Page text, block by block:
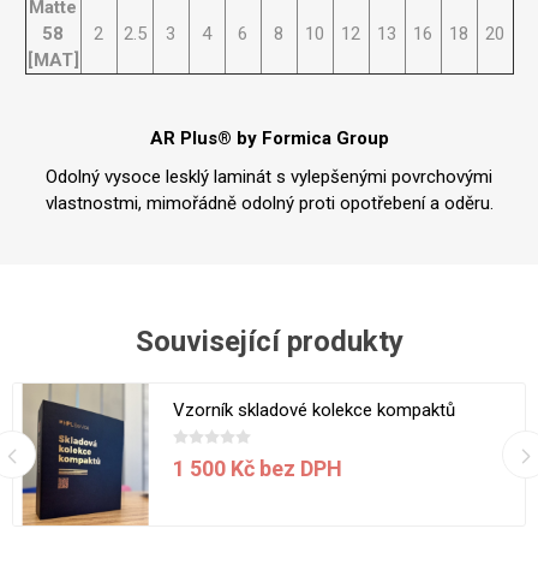
Matte
58
[MAT]
2 2.5 3 4 6 8 10 12 13 16 18 20
AR Plus® by Formica Group
Odolný vysoce lesklý laminát s vylepšenými povrchovými
vlastnostmi, mimořádně odolný proti opotřebení a oděru.
Související produkty
Vzorník skladové kolekce kompaktů
1 500 Kč bez DPH